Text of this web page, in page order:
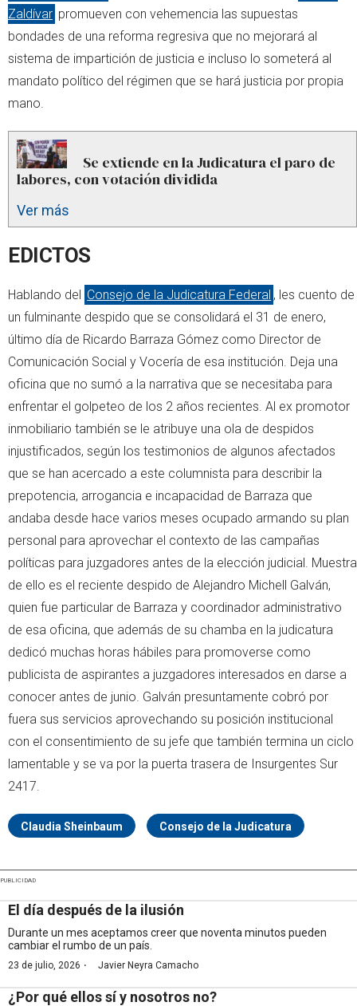
Zaldívar promueven con vehemencia las supuestas
bondades de una reforma regresiva que no mejorará al
sistema de impartición de justicia e incluso lo someterá al
mandato político del régimen que se hará justicia por propia
mano.
Se extiende en la Judicatura el paro de
labores, con votación dividida
Ver más
EDICTOS
Hablando del Consejo de la Judicatura Federal , les cuento de
un fulminante despido que se consolidará el 31 de enero,
último día de Ricardo Barraza Gómez como Director de
Comunicación Social y Vocería de esa institución. Deja una
oficina que no sumó a la narrativa que se necesitaba para
enfrentar el golpeteo de los 2 años recientes. Al ex promotor
inmobiliario también se le atribuye una ola de despidos
injustificados, según los testimonios de algunos afectados
que se han acercado a este columnista para describir la
prepotencia, arrogancia e incapacidad de Barraza que
andaba desde hace varios meses ocupado armando su plan
personal para aprovechar el contexto de las campañas
políticas para juzgadores antes de la elección judicial. Muestra
de ello es el reciente despido de Alejandro Michell Galván,
quien fue particular de Barraza y coordinador administrativo
de esa oficina, que además de su chamba en la judicatura
dedicó muchas horas hábiles para promoverse como
publicista de aspirantes a juzgadores interesados en darse a
conocer antes de junio. Galván presuntamente cobró por
fuera sus servicios aprovechando su posición institucional
con el consentimiento de su jefe que también termina un ciclo
lamentable y se va por la puerta trasera de Insurgentes Sur
2417.
Claudia Sheinbaum Consejo de la Judicatura
PUBLICIDAD
El día después de la ilusión
Durante un mes aceptamos creer que noventa minutos pueden
cambiar el rumbo de un país.
23 de julio, 2026 · Javier Neyra Camacho
¿Por qué ellos sí y nosotros no?